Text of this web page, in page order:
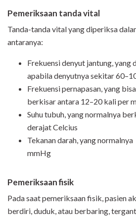
Pemeriksaan tanda vital
Tanda-tanda vital yang diperiksa
antaranya:
Frekuensi denyut jantung,
apabila denyutnya sekitar
Frekuensi pernapasan, yang
berkisar antara 12–20 kali per
Suhu tubuh, yang normalnya
derajat Celcius
Tekanan darah, yang
mmHg
Pemeriksaan fisik
Pada saat pemeriksaan fisik, pasien
berdiri, duduk, atau berbaring,